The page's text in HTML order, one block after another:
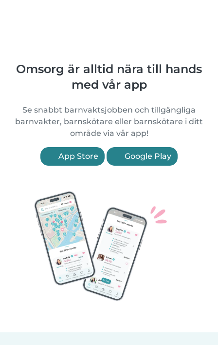
Omsorg är alltid nära till hands
med vår app
Se snabbt barnvaktsjobben och tillgängliga
barnvakter, barnskötare eller barnskötare i ditt
område via vår app!
App Store Google Play